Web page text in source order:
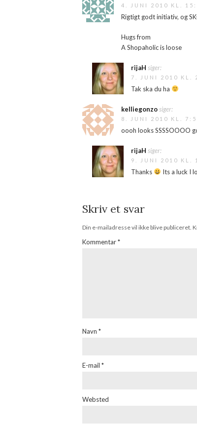
4. JUNI 2010 KL.
Rigtigt godt initiativ, og
Hugs from
A Shopaholic is loose
rijaH siger:
7. JUNI 2010 KL.
Tak ska du ha
kelliegonzosiger:
8. JUNI 2010 KL.
oooh looks SSSSOOOO
rijaH siger:
9. JUNI 2010 KL.
Thanks Its a luck I
Skriv et svar
Din e-mailadresse vil ikke blive publiceret.
Kommentar*
Navn *
E-mail *
Websted